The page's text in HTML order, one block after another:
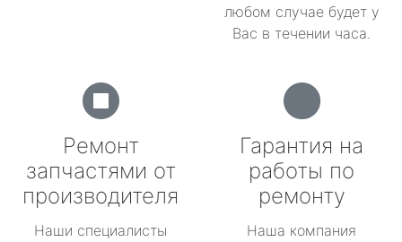
любом случае будет у
Вас в течении часа.
Ремонт
запчастями от
производителя
Наши специалисты
Гарантия на
работы по
ремонту
Наша компания